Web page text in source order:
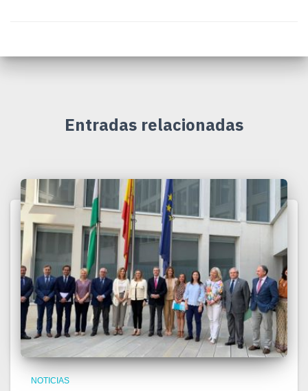
Entradas relacionadas
NOTICIAS